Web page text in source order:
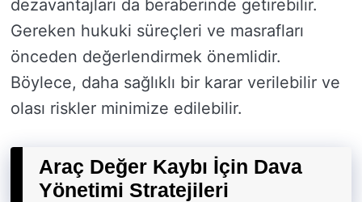
dezavantajları da beraberinde getirebilir.
Gereken hukuki süreçleri ve masrafları
önceden değerlendirmek önemlidir.
Böylece, daha sağlıklı bir karar verilebilir ve
olası riskler minimize edilebilir.
Araç Değer Kaybı İçin Dava
Yönetimi Stratejileri